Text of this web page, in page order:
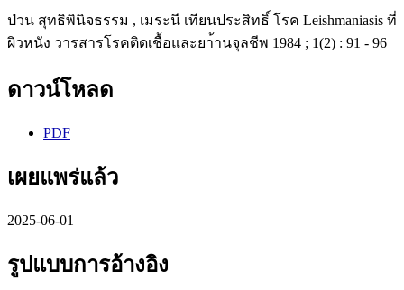
ป่วน สุทธิพินิจธรรม , เมระนี เทียนประสิทธิ์ โรค Leishmaniasis ที่
ผิวหนัง วารสารโรคติดเชื้อและยา้านจุลชีพ 1984 ; 1(2) : 91 - 96
ดาวน์โหลด
PDF
เผยแพร่แล้ว
2025-06-01
รูปแบบการอ้างอิง